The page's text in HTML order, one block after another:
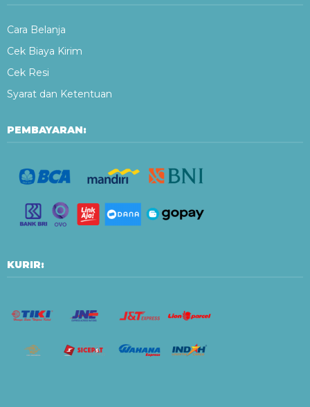
Cara Belanja
Cek Biaya Kirim
Cek Resi
Syarat dan Ketentuan
PEMBAYARAN:
KURIR: